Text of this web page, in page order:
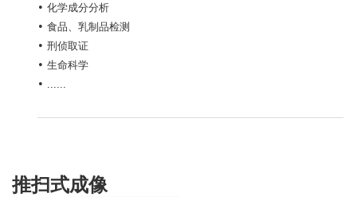
• 化学成分分析
• 食品、乳制品检测
• 刑侦取证
• 生命科学
• ......
推扫式成像